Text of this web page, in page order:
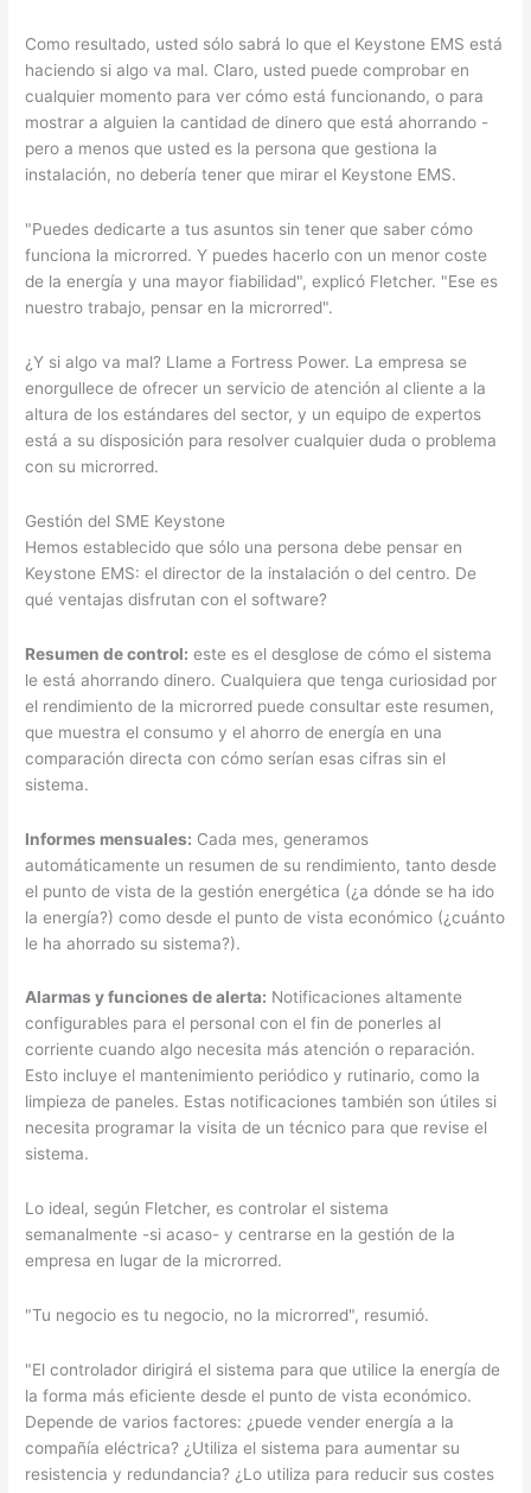
Como resultado, usted sólo sabrá lo que el Keystone EMS está
haciendo si algo va mal. Claro, usted puede comprobar en
cualquier momento para ver cómo está funcionando, o para
mostrar a alguien la cantidad de dinero que está ahorrando -
pero a menos que usted es la persona que gestiona la
instalación, no debería tener que mirar el Keystone EMS.
"Puedes dedicarte a tus asuntos sin tener que saber cómo
funciona la microrred. Y puedes hacerlo con un menor coste
de la energía y una mayor fiabilidad", explicó Fletcher. "Ese es
nuestro trabajo, pensar en la microrred".
¿Y si algo va mal? Llame a Fortress Power. La empresa se
enorgullece de ofrecer un servicio de atención al cliente a la
altura de los estándares del sector, y un equipo de expertos
está a su disposición para resolver cualquier duda o problema
con su microrred.
Gestión del SME Keystone
Hemos establecido que sólo una persona debe pensar en
Keystone EMS: el director de la instalación o del centro. De
qué ventajas disfrutan con el software?
Resumen de control: este es el desglose de cómo el sistema
le está ahorrando dinero. Cualquiera que tenga curiosidad por
el rendimiento de la microrred puede consultar este resumen,
que muestra el consumo y el ahorro de energía en una
comparación directa con cómo serían esas cifras sin el
sistema.
Informes mensuales: Cada mes, generamos
automáticamente un resumen de su rendimiento, tanto desde
el punto de vista de la gestión energética (¿a dónde se ha ido
la energía?) como desde el punto de vista económico (¿cuánto
le ha ahorrado su sistema?).
Alarmas y funciones de alerta: Notificaciones altamente
configurables para el personal con el fin de ponerles al
corriente cuando algo necesita más atención o reparación.
Esto incluye el mantenimiento periódico y rutinario, como la
limpieza de paneles. Estas notificaciones también son útiles si
necesita programar la visita de un técnico para que revise el
sistema.
Lo ideal, según Fletcher, es controlar el sistema
semanalmente -si acaso- y centrarse en la gestión de la
empresa en lugar de la microrred.
"Tu negocio es tu negocio, no la microrred", resumió.
"El controlador dirigirá el sistema para que utilice la energía de
la forma más eficiente desde el punto de vista económico.
Depende de varios factores: ¿puede vender energía a la
compañía eléctrica? ¿Utiliza el sistema para aumentar su
resistencia y redundancia? ¿Lo utiliza para reducir sus costes